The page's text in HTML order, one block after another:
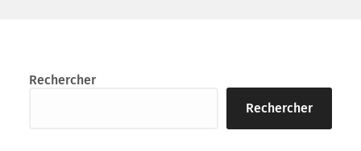
Rechercher
Rechercher